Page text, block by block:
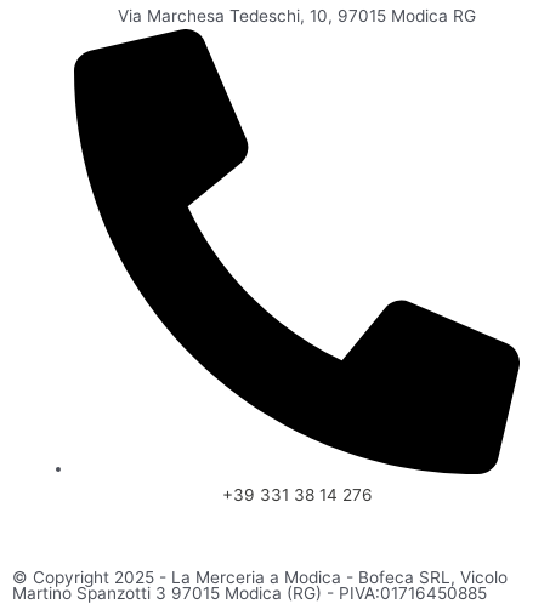
Via Marchesa Tedeschi, 10, 97015 Modica RG
+39 331 38 14 276
© Copyright 2025 - La Merceria a Modica - Bofeca SRL, Vicolo
Martino Spanzotti 3 97015 Modica (RG) - PIVA:01716450885